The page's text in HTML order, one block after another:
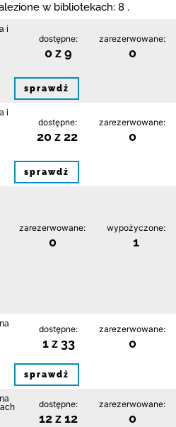
w bibliotekach: 8 .
i
dostępne:
0 z 9
zarezerwowane:
0
sprawdź
i
dostępne:
20 z 22
zarezerwowane:
0
sprawdź
zarezerwowane:
0
wypożyczone:
1
dostępne:
1 z 33
zarezerwowane:
0
sprawdź
dostępne:
12 z 12
zarezerwowane:
0